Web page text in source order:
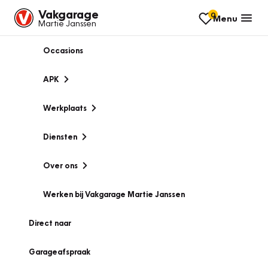
Vakgarage
Martie Janssen
0Menu
Occasions
APK
Werkplaats
Diensten
Over ons
Werken bij Vakgarage Martie Janssen
Direct naar
Garageafspraak